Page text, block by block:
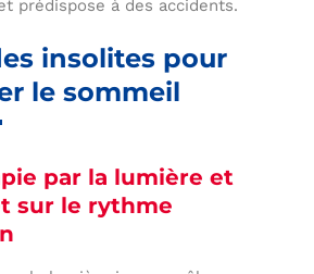
prédispose à des accidents.
insolites pour
le sommeil
par la lumière et
sur le rythme